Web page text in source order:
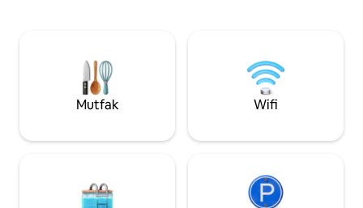
kendinizi şımartın. Casa Lilly Belle, her
türlü ihtiyacınızı karşılayan bir dizi olanak
ve özellik sunuyor.
aldığınızı
Mutfak Wifi